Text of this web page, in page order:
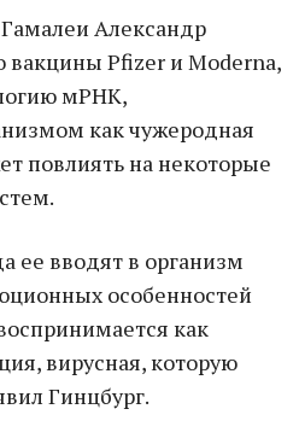
Александр
вакцины Pfizer и Moderna,
мРНК,
как чужеродная
повлиять на некоторые
ее вводят в организм
особенностей
как
вирусная, которую
Гинцбург.